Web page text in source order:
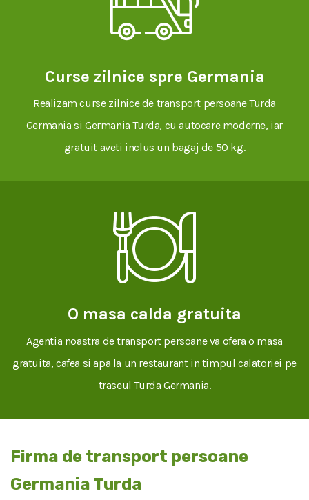
Curse zilnice spre Germania
Realizam curse zilnice de transport persoane Turda
Germania si Germania Turda, cu autocare moderne, iar
gratuit aveti inclus un bagaj de 50 kg.
O masa calda gratuita
Agentia noastra de transport persoane va ofera o masa
gratuita, cafea si apa la un restaurant in timpul calatoriei pe
traseul Turda Germania.
Firma de transport persoane
Germania Turda